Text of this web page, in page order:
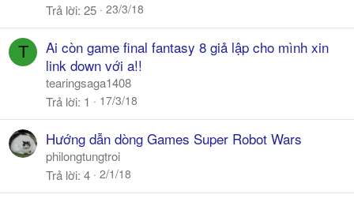
Trả lời 25 23/3/18
T
Ai còn game final fantasy 8 giả lập cho mình xin
link down với a!!
tearingsaga1408
Trả lời 1 17/3/18
Hướng dẫn dòng Games Super Robot Wars
philongtungtroi
Trả lời 4 2/1/18